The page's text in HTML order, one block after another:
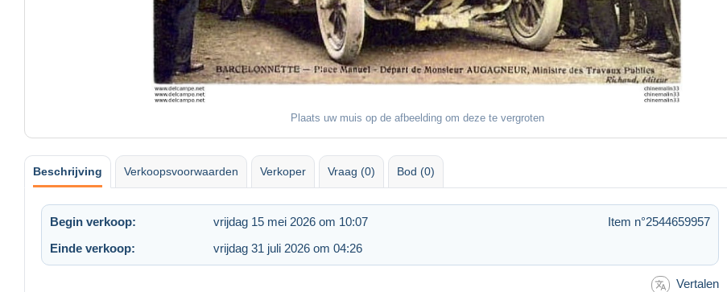
Plaats uw muis op de afbeelding om deze te vergroten
Beschrijving Verkoopsvoorwaarden Verkoper Vraag (0) Bod (0)
Begin verkoop: vrijdag 15 mei 2026 om 10:07
Item n°2544659957
Einde verkoop:
vrijdag 31 juli 2026 om 04:26
Vertalen